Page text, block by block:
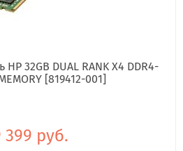
32GB DUAL RANK X4 DDR4-
[819412-001]
399 руб.